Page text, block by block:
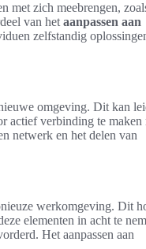
met zich meebrengen,
van het aanpassen aan
zelfstandig
omgeving. Dit kan
actief verbinding te maken
netwerk en het delen van
werkomgeving. Dit
elementen in acht te
Het aanpassen aan